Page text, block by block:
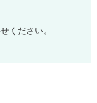
ください。